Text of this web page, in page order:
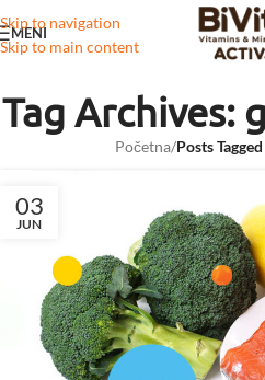
Skip to navigation
Skip to main content
MENI
Tag Archives:
Početna/Posts
03
JUN